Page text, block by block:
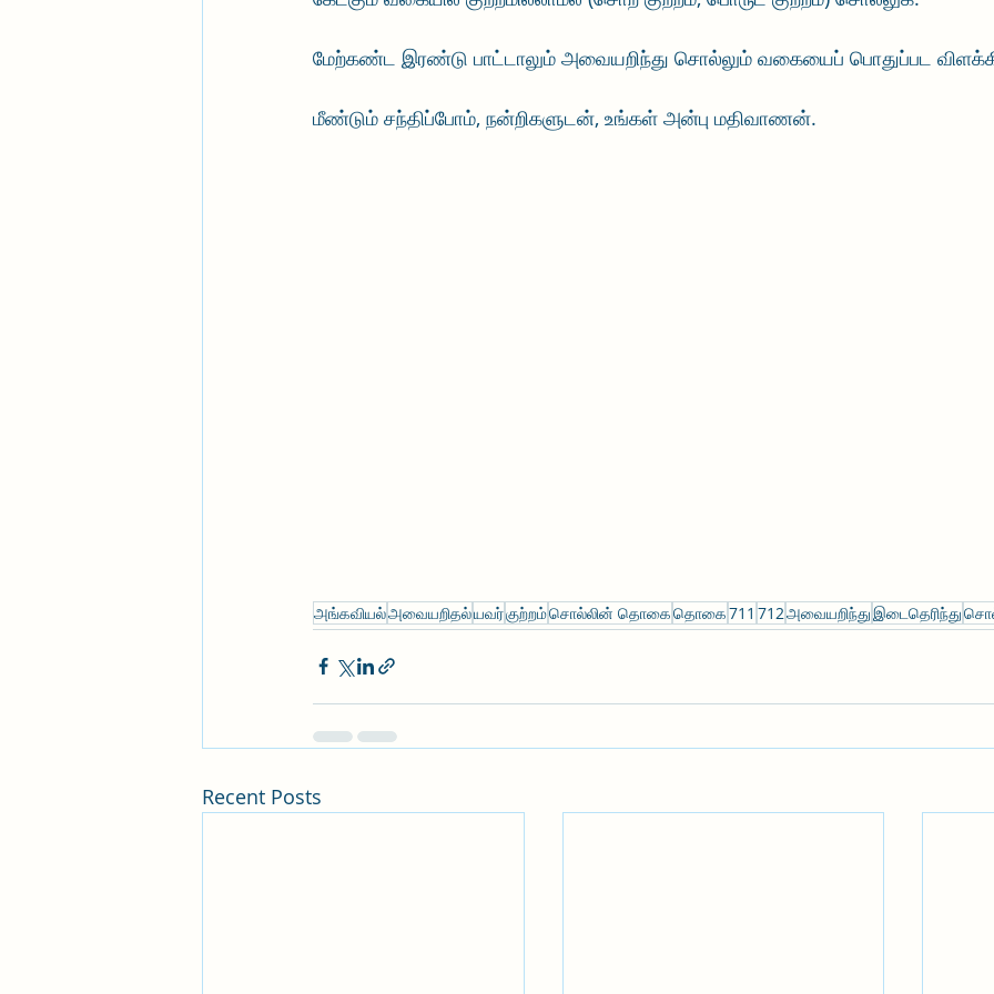
மேற்கண்ட இரண்டு பாட்டாலும் அவையறிந்து சொல்லும் வகையைப் பொதுப்பட
மீண்டும் சந்திப்போம், நன்றிகளுடன், உங்கள் அன்பு மதிவாணன்.
அங்கவியல்அவையறிதல்யவர்குற்றம்சொல்லின் தொகைதொகை711 712அவையறிந்துஇடைதெரிந்து
Recent Posts